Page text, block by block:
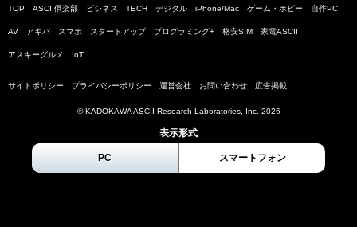
TOP ASCII倶楽部 ビジネス TECH デジタル iPhone/Mac ゲーム・ホビー 自作PC
AV アキバ スマホ スタートアップ プログラミング+ 格安SIM 家電ASCII
アスキーグルメ IoT
サイトポリシー プライバシーポリシー 運営会社 お問い合わせ 広告掲載
© KADOKAWA ASCII Research Laboratories, Inc. 2026
表示形式
PC スマートフォン